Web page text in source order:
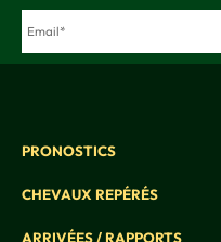
PRONOSTICS
CHEVAUX REPÉRÉS
ARRIVÉES / RAPPORTS